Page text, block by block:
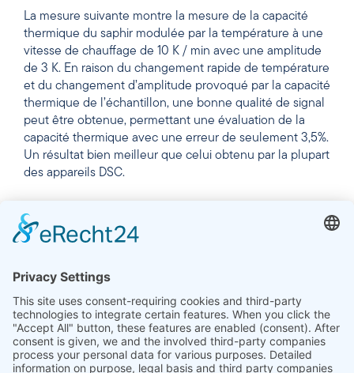
La mesure suivante montre la mesure de la capacité
thermique du saphir modulée par la température à une
vitesse de chauffage de 10 K / min avec une amplitude
de 3 K. En raison du changement rapide de température
et du changement d’amplitude provoqué par la capacité
thermique de l’échantillon, une bonne qualité de signal
peut être obtenue, permettant une évaluation de la
capacité thermique avec une erreur de seulement 3,5%.
Un résultat bien meilleur que celui obtenu par la plupart
des appareils DSC.
Vidéos
DSC à puce dans l'application